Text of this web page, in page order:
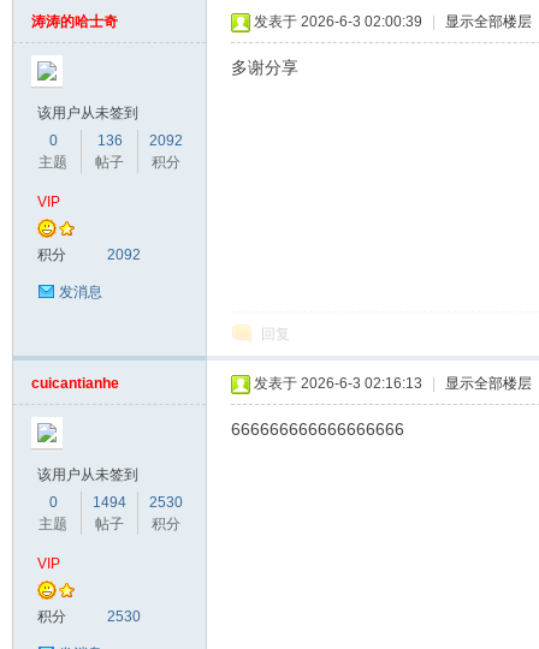
涛涛的哈士奇
该用户从未签到
0
主题
136
帖子
2092
积分
VIP
积分 2092
发消息
发表于 2026-6-3 02:00:39 显示全部楼层
多谢分享
回复
cuicantianhe
该用户从未签到
0
主题
1494
帖子
2530
积分
VIP
积分 2530
发表于 2026-6-3 02:16:13 显示全部楼层
666666666666666666